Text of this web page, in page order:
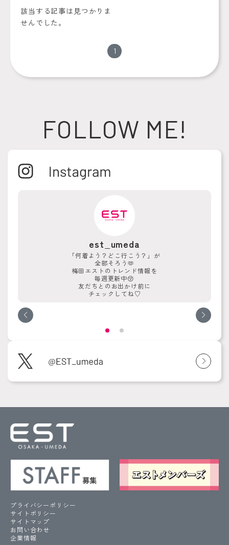
該当する記事は見つかりま
せんでした。
1
FOLLOW ME!
est_umeda
「何着よう？どこ行こう？」が
全部そろう🫶
梅田エストのトレンド情報を
毎週更新中😚
友だちとのお出かけ前に
チェックしてね♡
プライバシーポリシー
サイトポリシー
サイトマップ
お問い合わせ
企業情報